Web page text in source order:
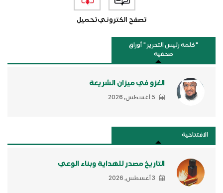
تصفح الكترونيتحميل
"كلمة رئيس التحرير " أوراق
صحفية
الغزو في ميزان الشريعة
5 أغسطس, 2026
الافتتاحية
التاريخ مصدر للهداية وبناء الوعي
3 أغسطس, 2026